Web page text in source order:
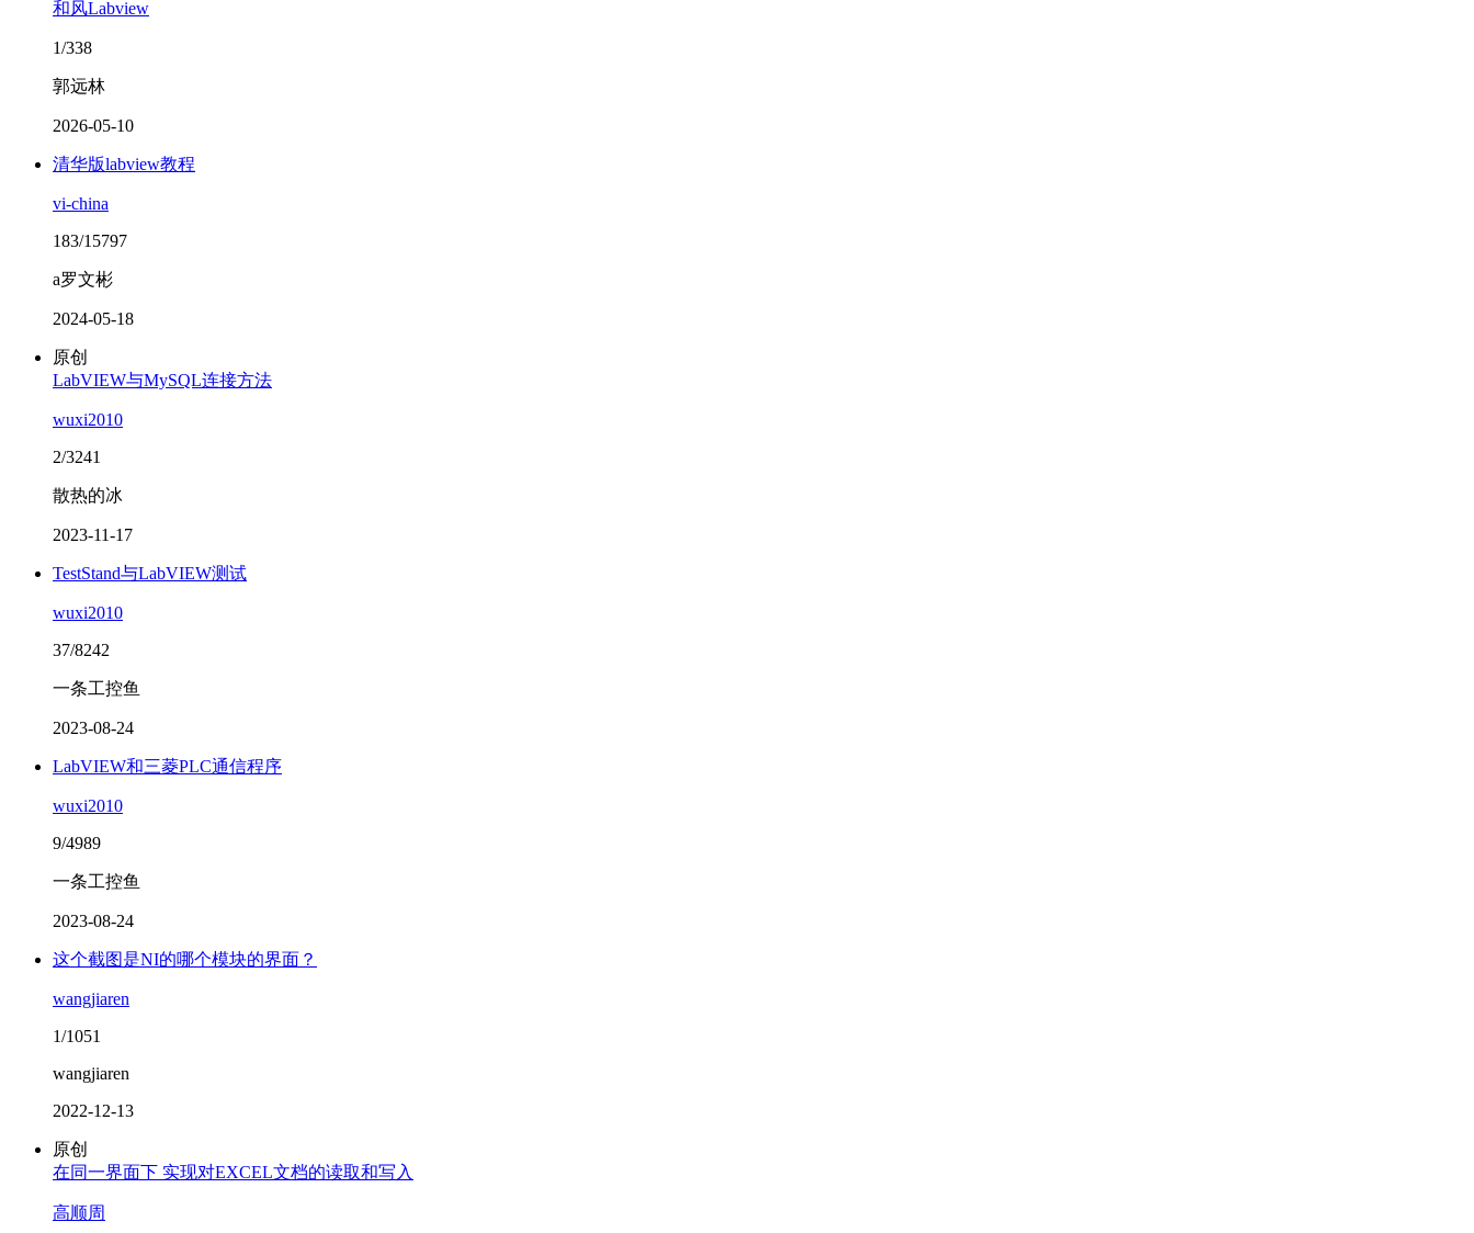
和风Labview
1/338
郭远林
2026-05-10
清华版labview教程
vi-china
183/15797
a罗文彬
2024-05-18
原创
LabVIEW与MySQL连接方法
wuxi2010
2/3241
散热的冰
2023-11-17
TestStand与LabVIEW测试
wuxi2010
37/8242
一条工控鱼
2023-08-24
LabVIEW和三菱PLC通信程序
wuxi2010
9/4989
一条工控鱼
2023-08-24
这个截图是NI的哪个模块的界面？
wangjiaren
1/1051
wangjiaren
2022-12-13
原创
在同一界面下 实现对EXCEL文档的读取和写入
高顺周